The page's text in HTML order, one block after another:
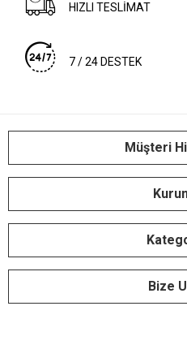
HIZLI TESLİMAT
7 / 24 DESTEK
Müşteri
Bize